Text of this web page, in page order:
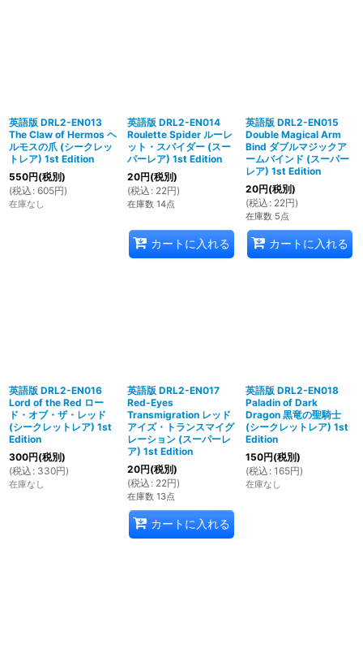
英語版 DRL2-EN013
The Claw of Hermos ヘ
ルモスの爪 (シークレッ
トレア) 1st Edition
550円(税別)
(税込 : 605円)
在庫なし
英語版 DRL2-EN014
Roulette Spider ルーレ
ット・スパイダー (スー
パーレア) 1st Edition
20円(税別)
(税込 : 22円)
在庫数 14点
カートに入れる
英語版 DRL2-EN015
Double Magical Arm
Bind ダブルマジックア
ームバインド (スーパー
レア) 1st Edition
20円(税別)
(税込 : 22円)
在庫数 5点
カートに入れる
英語版 DRL2-EN016
Lord of the Red ロー
ド・オブ・ザ・レッド
(シークレットレア) 1st
Edition
300円(税別)
(税込 : 330円)
在庫なし
英語版 DRL2-EN017
Red-Eyes
Transmigration レッド
アイズ・トランスマイグ
レーション (スーパーレ
ア) 1st Edition
20円(税別)
(税込 : 22円)
在庫数 13点
カートに入れる
英語版 DRL2-EN018
Paladin of Dark
Dragon 黒竜の聖騎士
(シークレットレア) 1st
Edition
150円(税別)
(税込 : 165円)
在庫なし